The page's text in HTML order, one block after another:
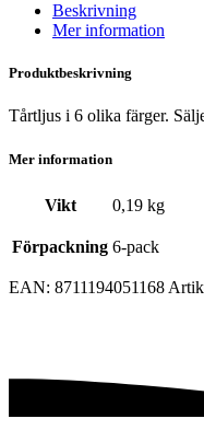
Beskrivning
Mer information
Produktbeskrivning
Tårtljus i 6 olika färger.
Mer information
Vikt 0,19 kg
Förpackning 6-pack
EAN: 8711194051168